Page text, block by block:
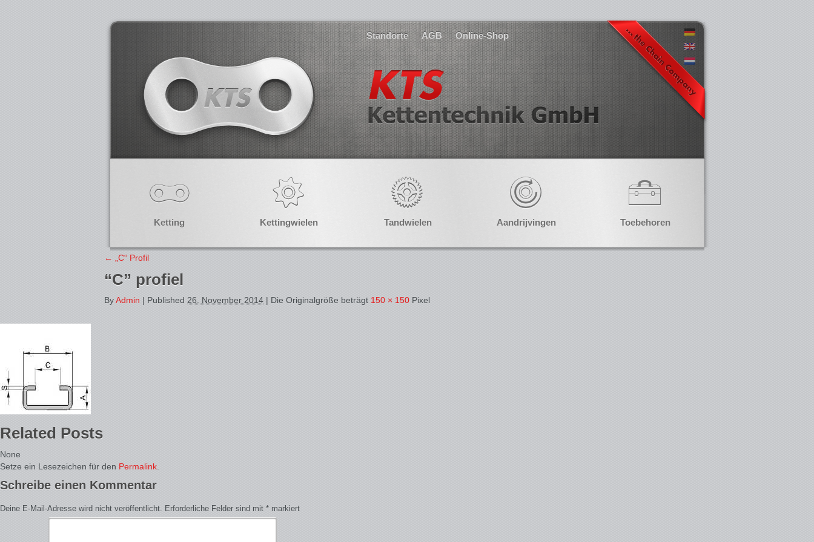
Standorte AGB Online-Shop
Ketting Kettingwielen Tandwielen Aandrijvingen Toebehoren
← „C“ Profil
“C” profiel
ByAdmin | Published 26. November 2014 | Die Originalgröße beträgt 150 × 150 Pixel
Related Posts
None
Setze ein Lesezeichen für den Permalink
Schreibe einen Kommentar
Deine E-Mail-Adresse wird nicht veröffentlicht. Erforderliche Felder sind mit * markiert